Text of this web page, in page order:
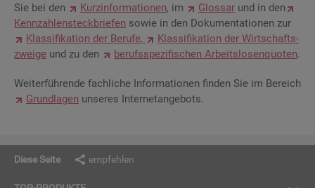
Sie bei den
Kurz­in­for­ma­tio­nen, im Glos­sar und in den
Kenn­zah­len­steck­brie­fen sowie in den Do­ku­men­ta­tio­nen zur
Klas­si­fi­ka­ti­on der Be­ru­fe,
Klas­si­fi­ka­ti­on der Wirt­schafts­
zwei­ge und zu den be­rufs­spe­zi­fi­schen Ar­beits­lo­sen­quo­ten.
Wei­ter­füh­ren­de fach­li­che In­for­ma­tio­nen fin­den Sie im Be­reich
Grund­la­gen un­se­res In­ter­net­an­ge­bots.
Diese Seite empfehlen